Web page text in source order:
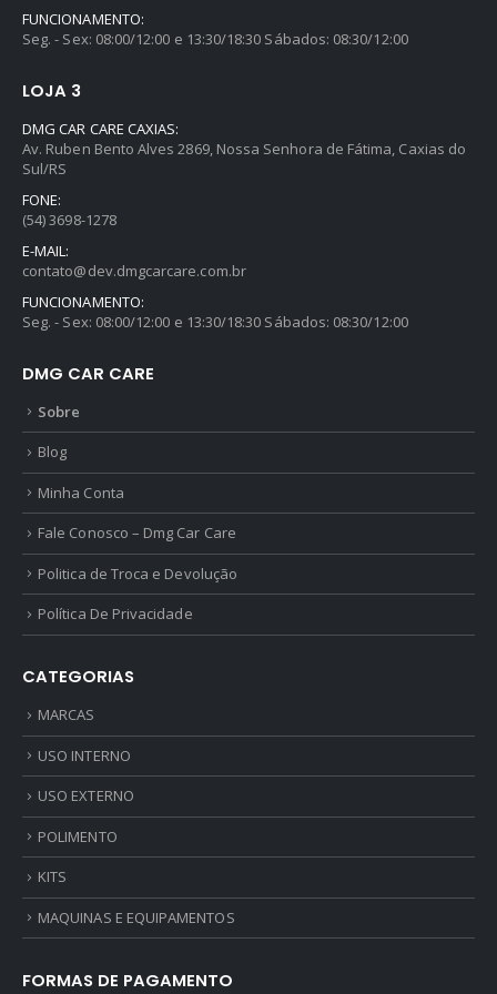
FUNCIONAMENTO:
Seg. - Sex: 08:00/12:00 e 13:30/18:30 Sábados: 08:30/12:00
LOJA 3
DMG CAR CARE CAXIAS:
Av. Ruben Bento Alves 2869, Nossa Senhora de Fátima, Caxias do
Sul/RS
FONE:
(54) 3698-1278
E-MAIL:
contato@dev.dmgcarcare.com.br
FUNCIONAMENTO:
Seg. - Sex: 08:00/12:00 e 13:30/18:30 Sábados: 08:30/12:00
DMG CAR CARE
Sobre
Blog
Minha Conta
Fale Conosco – Dmg Car Care
Politica de Troca e Devolução
Política De Privacidade
CATEGORIAS
MARCAS
USO INTERNO
USO EXTERNO
POLIMENTO
KITS
MAQUINAS E EQUIPAMENTOS
FORMAS DE PAGAMENTO